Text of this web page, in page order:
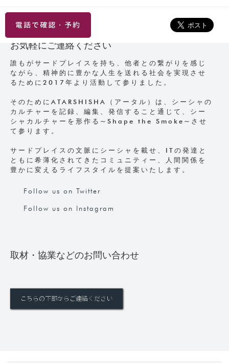
電話で確認・予約
お気軽にご連絡ください
誰もがサードプレイスを持ち、他者との繋がりを感じ
ながら、精神的に豊かな人生を送れる社会を実現させ
るために2017年より活動して参りました。
そのためにATARSHISHA（アータル）は、シーシャの
カルチャーを記録、編集、発信すること通じて、シー
シャカルチャーを形作る~Shape the Smoke~させ
て参ります。
サードプレイスの文脈にシーシャを載せ、ITの発達と
ともに希薄化されてきたコミュニティー、人間関係を
豊かに変えるライフスタイルを提案いたします。
Follow us on Twitter
Follow us on Instagram
取材・協業などのお問い合わせ
こちらの下部からご連絡ください